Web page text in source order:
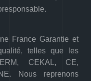
France Garantie et
telles que les
CEKAL, CE,
Nous reprenons